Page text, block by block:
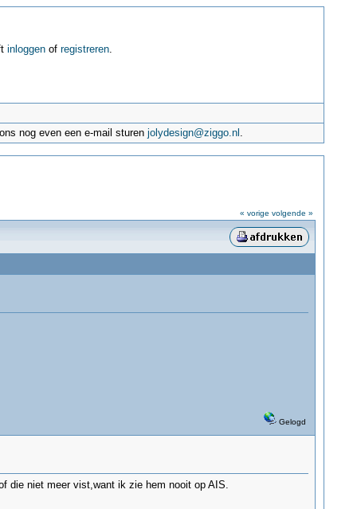
inloggenof registreren.
nog even een e-mail sturenjolydesign@ziggo.nl .
« vorige volgende »
Gelogd
die niet meer vist,want ik zie hem nooit op AIS.